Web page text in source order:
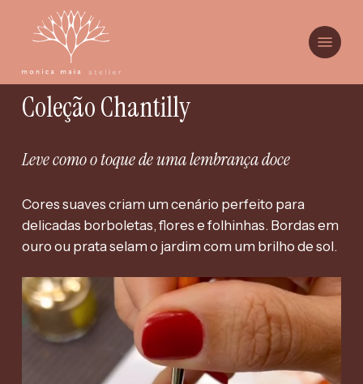
content
Menu
Coleção Chantilly
Leve como o toque de uma lembrança doce
Cores suaves criam um cenário perfeito para
delicadas borboletas, flores e folhinhas. Bordas em
ouro ou prata selam o jardim com um brilho de sol.